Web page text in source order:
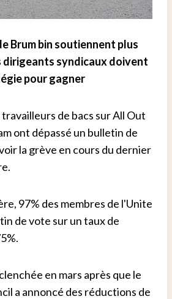
Brum bin soutiennent plus
dirigeants syndicaux doivent
pour gagner
de bacs sur All Out
ont dépassé un bulletin de
la grève en cours du dernier
97% des membres de l'Unite
de vote sur un taux de
en mars après que le
a annoncé des réductions de